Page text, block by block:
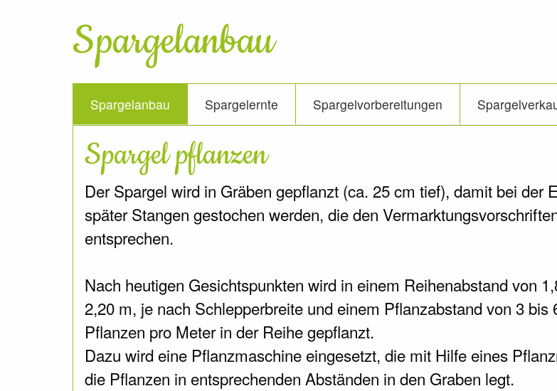
Spargelanbau
Spargelanbau Spargelernte Spargelvorbereitungen
Spargel pflanzen
Der Spargel wird in Gräben gepflanzt (ca. 25 cm tief), damit bei der
später Stangen gestochen werden, die den
entsprechen.
Nach heutigen Gesichtspunkten wird in einem Reihenabstand von
2,20 m, je nach Schlepperbreite und einem Pflanzabstand von 3 bis
Pflanzen pro Meter in der Reihe gepflanzt.
Dazu wird eine Pflanzmaschine eingesetzt, die mit Hilfe eines
die Pflanzen in entsprechenden Abständen in den Graben legt.